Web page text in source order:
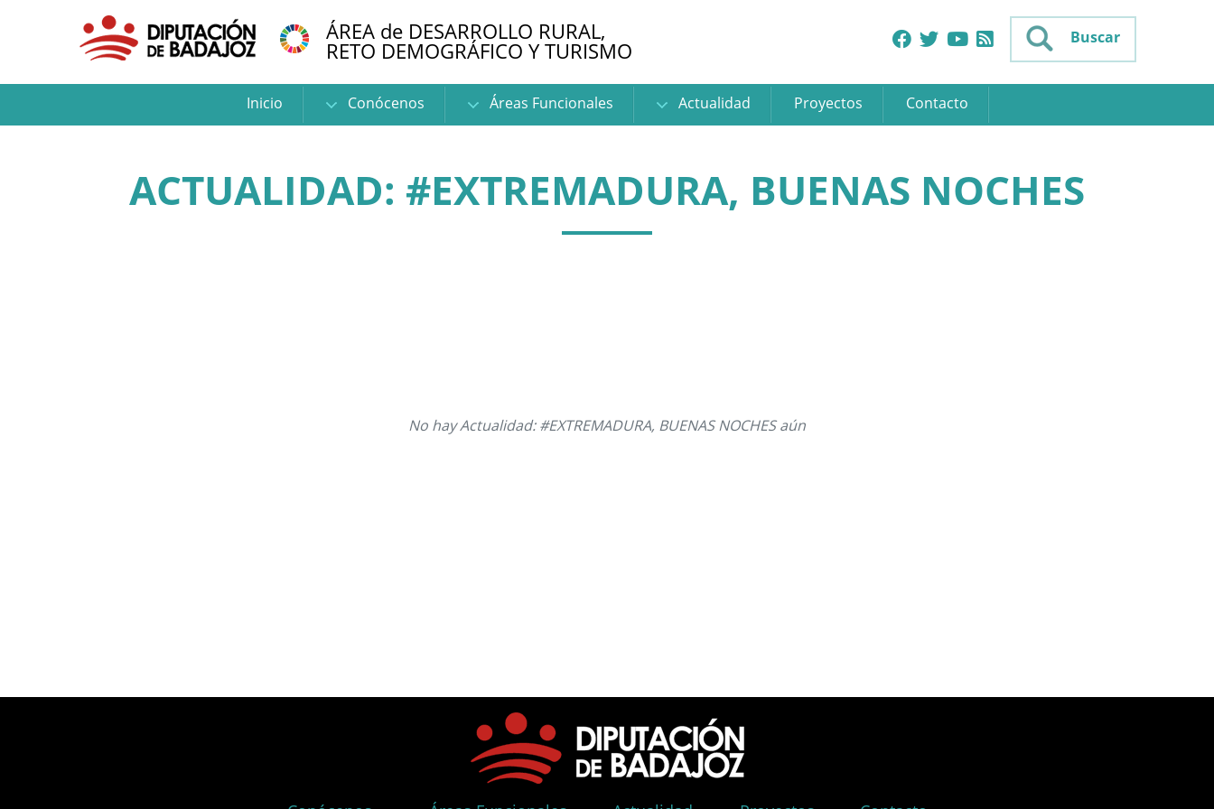
ÁREA de DESARROLLO RURAL,
RETO DEMOGRÁFICO Y TURISMO Buscar
Inicio Conócenos Áreas Funcionales Actualidad Proyectos Contacto
ACTUALIDAD: #EXTREMADURA, BUENAS NOCHES
No hay Actualidad: #EXTREMADURA, BUENAS NOCHES aún